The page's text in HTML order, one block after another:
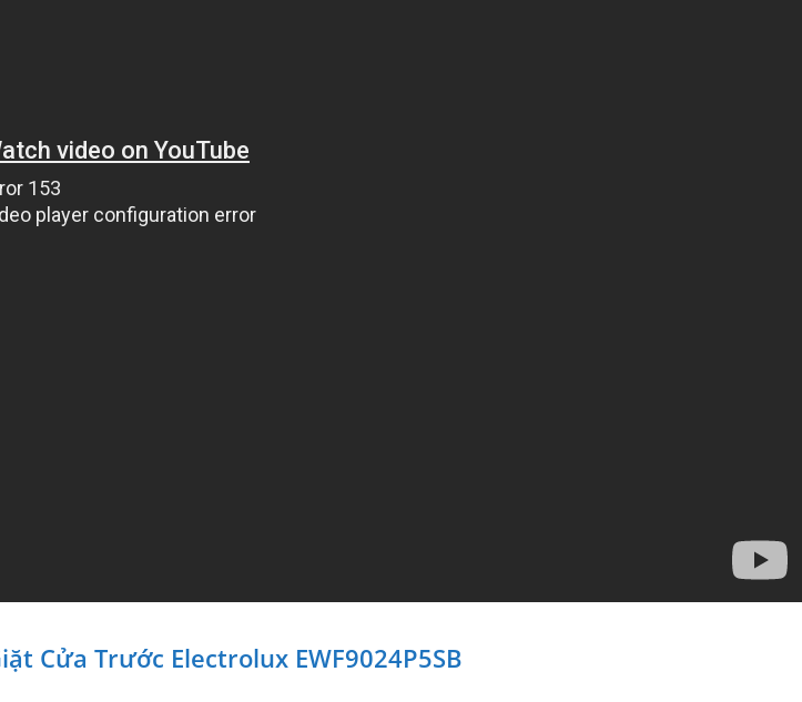
Cửa Trước Electrolux EWF9024P5SB